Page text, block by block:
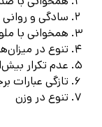
سادگی و
همخوانی با
تنوع در
عدم تکرار
تازگی عبارات
تنوع در وزن